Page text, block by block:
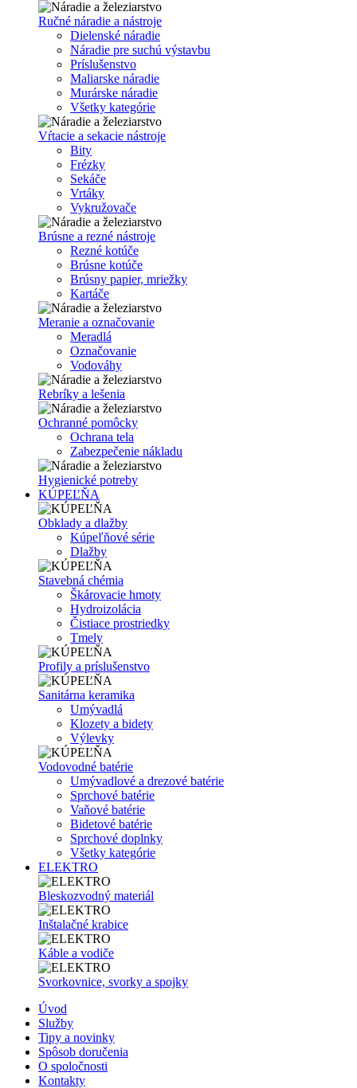
Ručné náradie a nástroje
Dielenské náradie
Náradie pre suchú výstavbu
Príslušenstvo
Maliarske náradie
Murárske náradie
Všetky kategórie
Vŕtacie a sekacie nástroje
Bity
Frézky
Sekáče
Vrtáky
Vykružovače
Brúsne a rezné nástroje
Rezné kotúče
Brúsne kotúče
Brúsny papier, mriežky
Kartáče
Meranie a označovanie
Meradlá
Označovanie
Vodováhy
Rebríky a lešenia
Ochranné pomôcky
Ochrana tela
Zabezpečenie nákladu
Hygienické potreby
KÚPEĽŇA
Obklady a dlažby
Kúpeľňové série
Dlažby
Stavebná chémia
Škárovacie hmoty
Hydroizolácia
Čistiace prostriedky
Tmely
Profily a príslušenstvo
Sanitárna keramika
Umývadlá
Klozety a bidety
Výlevky
Vodovodné batérie
Umývadlové a drezové batérie
Sprchové batérie
Vaňové batérie
Bidetové batérie
Sprchové doplnky
Všetky kategórie
ELEKTRO
Bleskozvodný materiál
Inštalačné krabice
Káble a vodiče
Svorkovnice, svorky a spojky
Úvod
Služby
Tipy a novinky
Spôsob doručenia
O spoločnosti
Kontakty